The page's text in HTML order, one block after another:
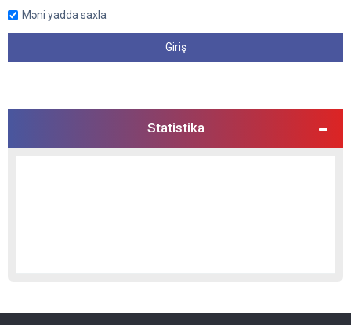
Məni yadda saxla
Statistika